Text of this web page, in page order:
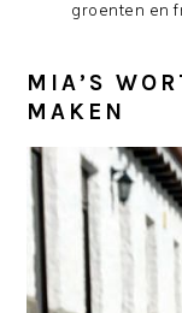
groenten en
MIA’S
MAKEN